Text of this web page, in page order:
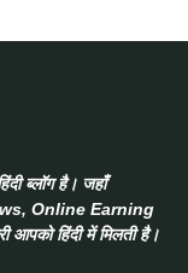
ब्लॉग है। जहाँ
Online Earning
आपको हिंदी में मिलती है।